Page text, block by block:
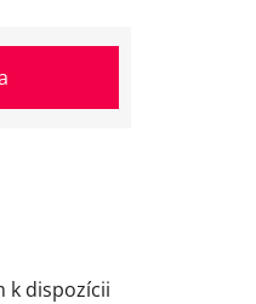
k dispozícii